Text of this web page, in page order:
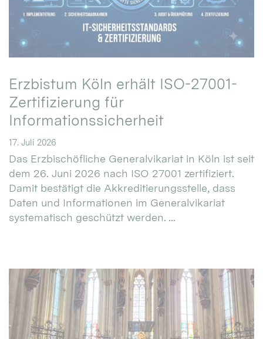
Erzbistum Köln erhält ISO-27001-
Zertifizierung für
Informationssicherheit
17. Juli 2026
Das Erzbischöfliche Generalvikariat in Köln ist seit
dem 26. Juni 2026 nach ISO 27001 zertifiziert.
Damit bestätigt die Akkreditierungsstelle, dass
Daten und Informationen im Generalvikariat
systematisch geschützt werden. ...